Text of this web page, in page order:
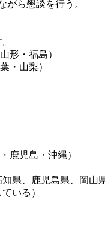
ら懇談を行う。
形・福島）
・山梨）
児島・沖縄）
県、鹿児島県、岡
いる）